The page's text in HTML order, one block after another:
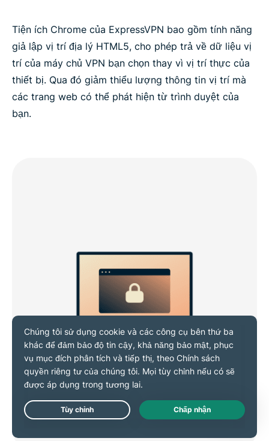
Tiện ích Chrome của ExpressVPN bao gồm tính năng
giả lập vị trí địa lý HTML5, cho phép trả về dữ liệu vị
trí của máy chủ VPN bạn chọn thay vì vị trí thực của
thiết bị. Qua đó giảm thiểu lượng thông tin vị trí mà
các trang web có thể phát hiện từ trình duyệt của
bạn.
Live Chat